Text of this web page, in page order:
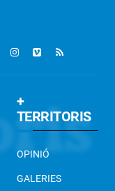
+
TERRITORIS
OPINIÓ
GALERIES